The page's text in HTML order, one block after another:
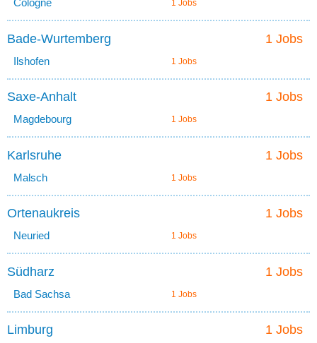
Cologne 1 Jobs
1 Jobs
Bade-Wurtemberg
Ilshofen 1 Jobs
1 Jobs
Saxe-Anhalt
Magdebourg 1 Jobs
1 Jobs
Karlsruhe
Malsch 1 Jobs
1 Jobs
Ortenaukreis
Neuried 1 Jobs
1 Jobs
Südharz
Bad Sachsa 1 Jobs
1 Jobs
Limburg